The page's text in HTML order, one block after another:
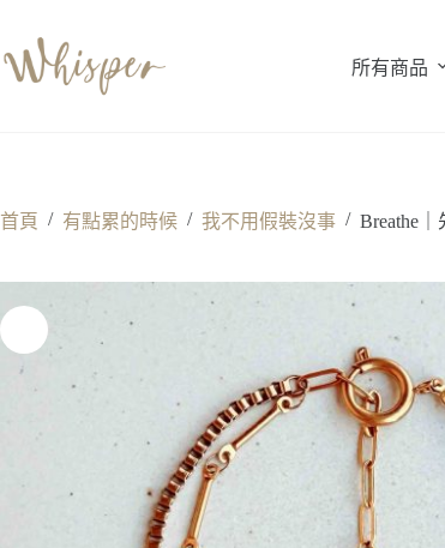
主
所有商品
首頁 / 有點累的時候 / 我不用假裝沒事 / Breathe